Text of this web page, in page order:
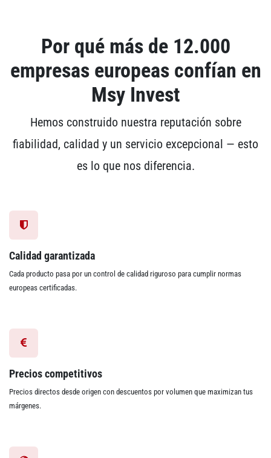
Por qué más de 12.000
empresas europeas confían en
Msy Invest
Hemos construido nuestra reputación sobre
fiabilidad, calidad y un servicio excepcional — esto
es lo que nos diferencia.
Calidad garantizada
Cada producto pasa por un control de calidad riguroso para cumplir normas
europeas certificadas.
Precios competitivos
Precios directos desde origen con descuentos por volumen que maximizan tus
márgenes.